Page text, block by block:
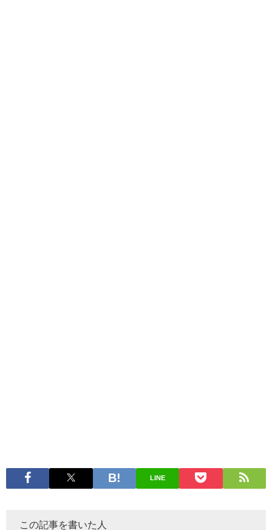
LINE
この記事を書いた人